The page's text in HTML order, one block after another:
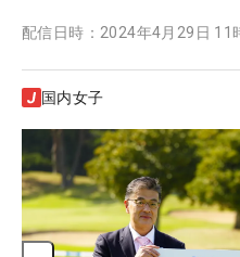
配信日時： 2024年4月29日 11
国内女子